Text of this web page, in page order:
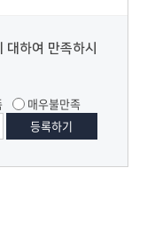
대하여 만족하시
매우불만족